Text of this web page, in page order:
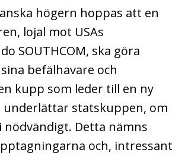
högern hoppas att en
lojal mot USAs
SOUTHCOM, ska göra
befälhavare och
kupp som leder till en ny
underlättar statskuppen, om
nödvändigt. Detta nämns
och, intressant